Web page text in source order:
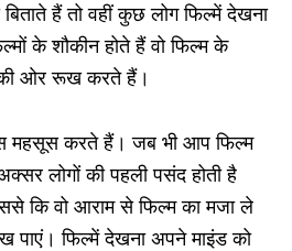
हैं तो वहीं कुछ लोग फिल्में देखना
के शौकीन होते हैं वो फिल्म के
की ओर रूख करते हैं।
महसूस करते हैं। जब भी आप फिल्म
लोगों की पहली पसंद होती है
कि वो आराम से फिल्म का मजा ले
पाएं। फिल्में देखना अपने माइंड को